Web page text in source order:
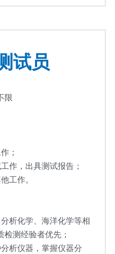
试员
限
；
作，出具测试报告；
工作。
析化学、海洋化学等相
测经验者优先；
析仪器，掌握仪器分